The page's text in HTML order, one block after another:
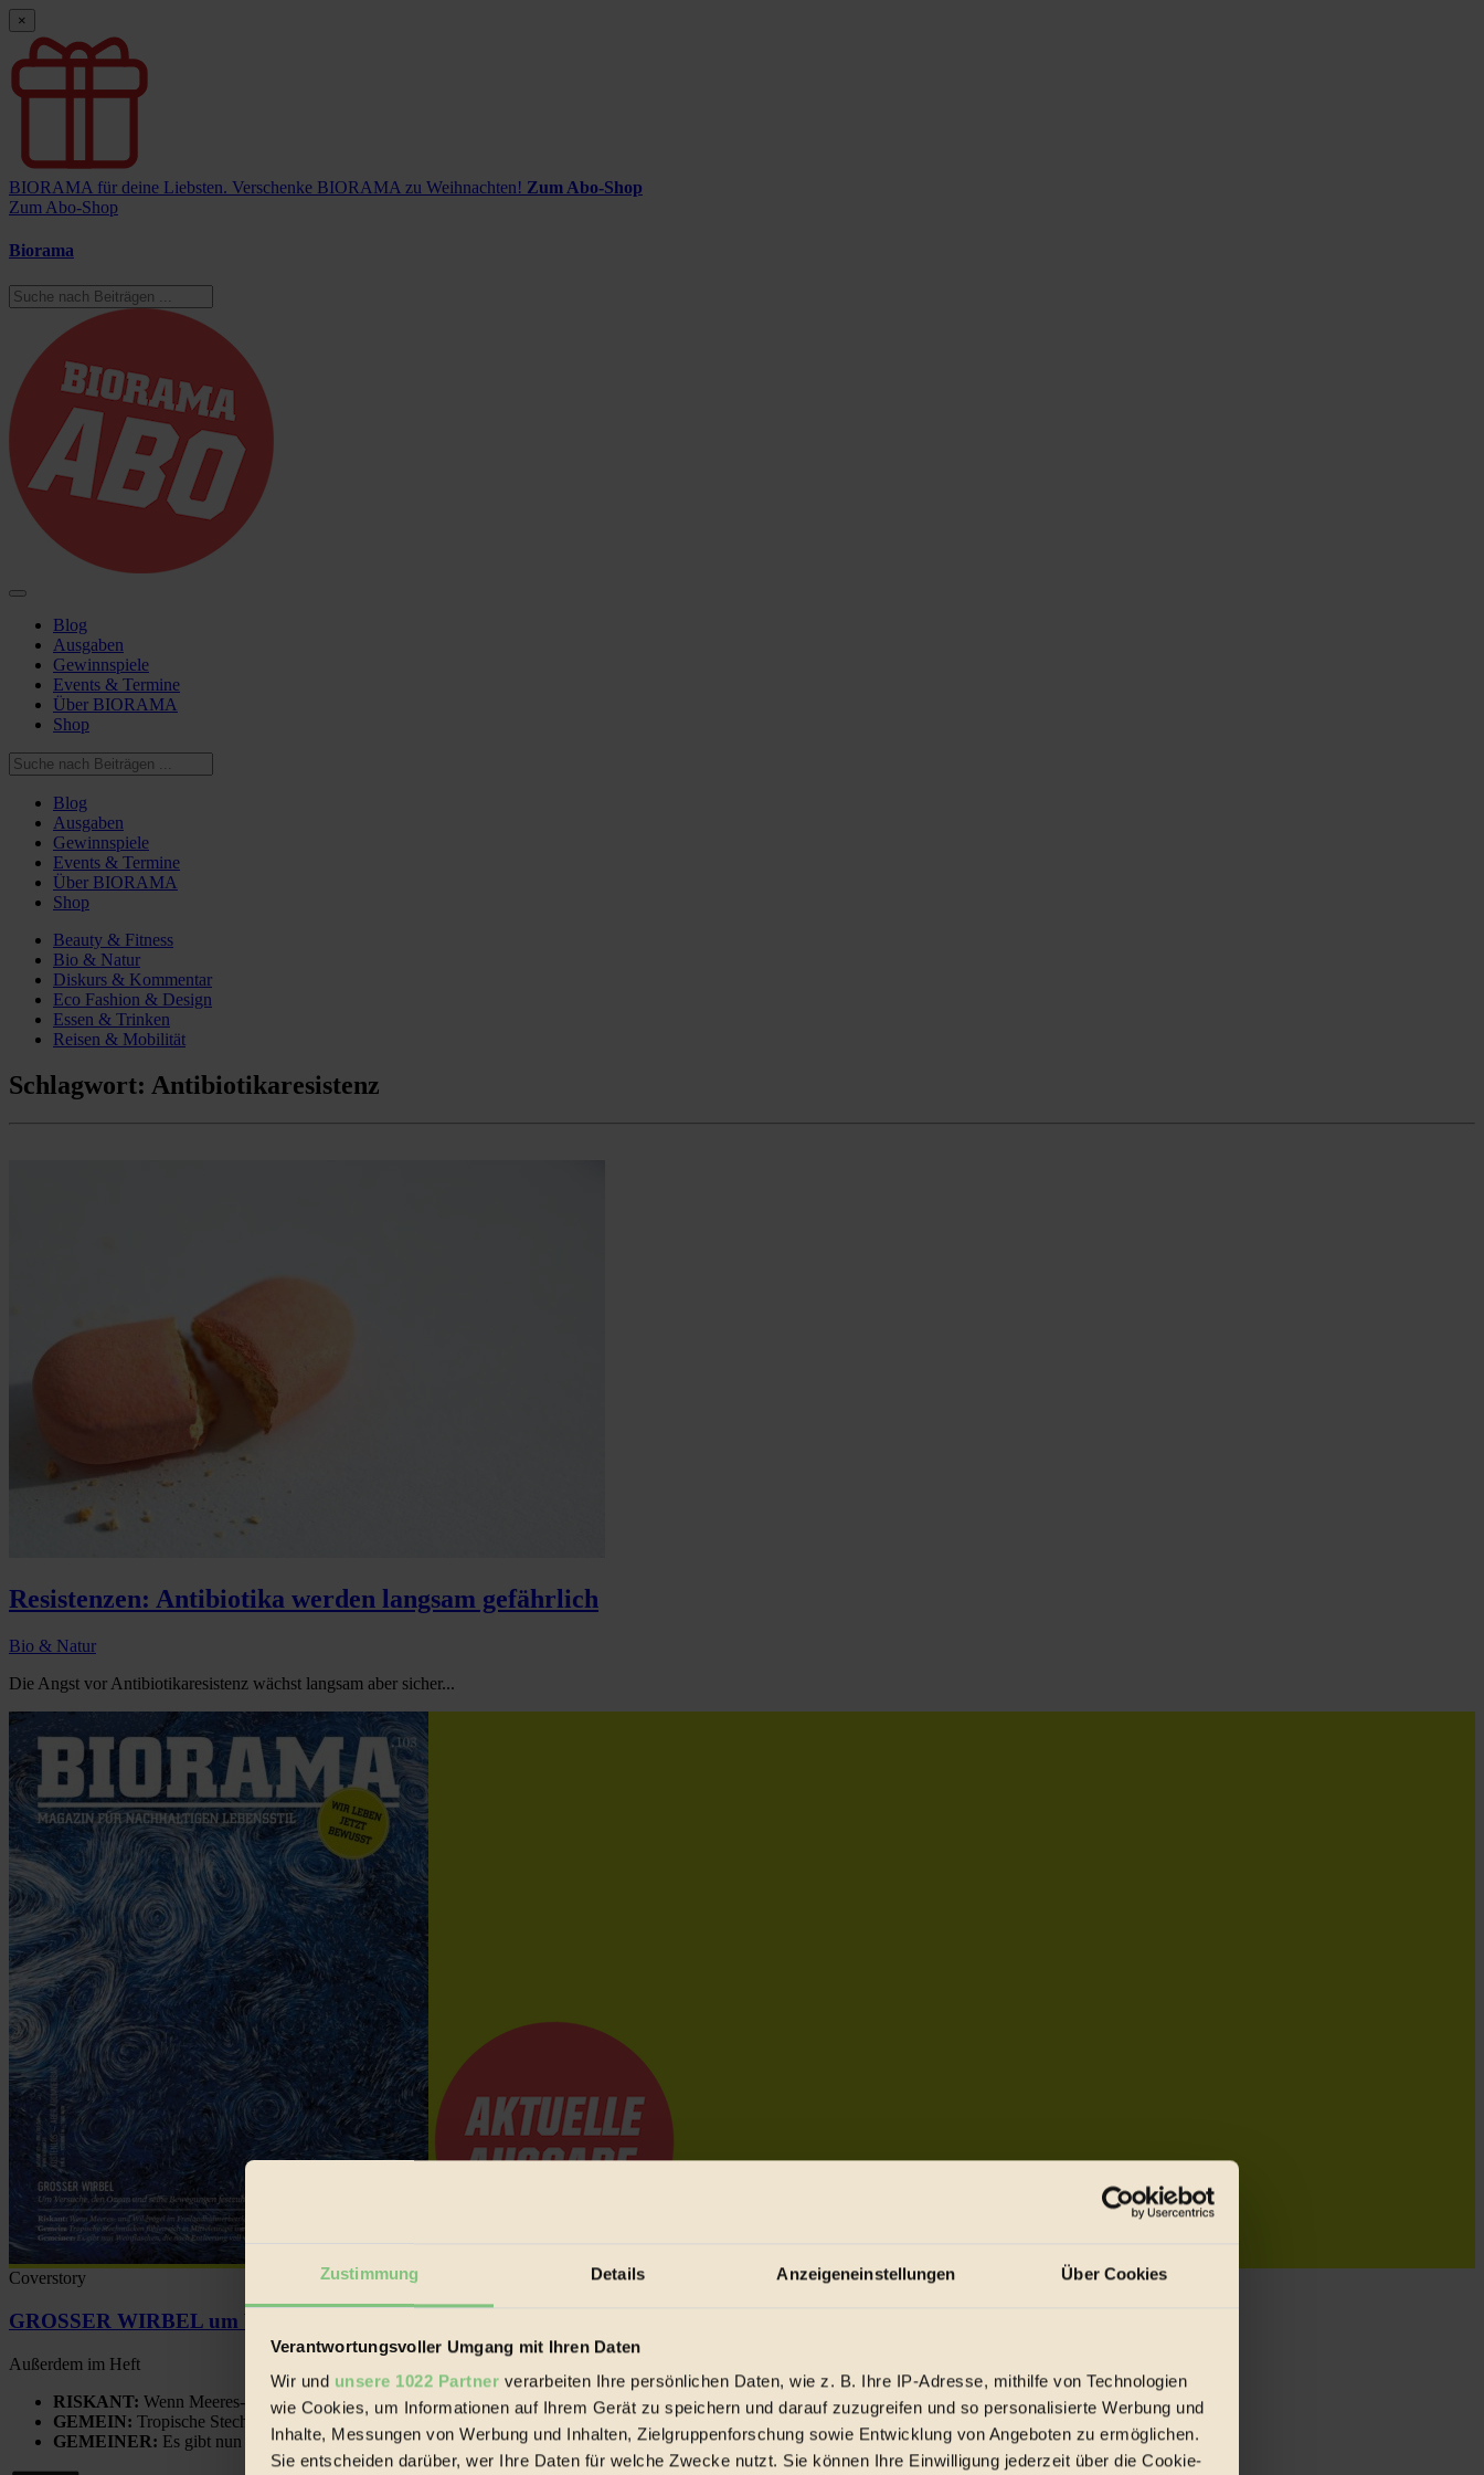
Zustimmung Details Anzeigeneinstellungen Über Cookies
Verantwortungsvoller Umgang mit Ihren Daten
Wir und unsere 1022 Partner verarbeiten Ihre persönlichen Daten, wie z. B. Ihre IP-Adresse, mithilfe von Technologien
wie Cookies, um Informationen auf Ihrem Gerät zu speichern und darauf zuzugreifen und so personalisierte Werbung und
Inhalte, Messungen von Werbung und Inhalten, Zielgruppenforschung sowie Entwicklung von Angeboten zu ermöglichen.
Sie entscheiden darüber, wer Ihre Daten für welche Zwecke nutzt. Sie können Ihre Einwilligung jederzeit über die Cookie-
×
BIORAMA für deine Liebsten. Verschenke BIORAMA zu Weihnachten! Zum Abo-Shop
Zum Abo-Shop
Biorama
Blog
Ausgaben
Gewinnspiele
Events & Termine
Über BIORAMA
Shop
Blog
Ausgaben
Gewinnspiele
Events & Termine
Über BIORAMA
Shop
Beauty & Fitness
Bio & Natur
Diskurs & Kommentar
Eco Fashion & Design
Essen & Trinken
Reisen & Mobilität
Schlagwort: Antibiotikaresistenz
Resistenzen: Antibiotika werden langsam gefährlich
Bio & Natur
Die Angst vor Antibiotikaresistenz wächst langsam aber sicher...
Coverstory
GROSSER WIRBEL um Versuche, den Ozean und seine Bewegungen festzuhalten.
Außerdem im Heft
RISKANT: Wenn Meeres- und Wildvögel im Freilandhühnerbetrieb vorbeischauen.
GEMEIN: Tropische Stechmücken fühlen sich in Mitteleuropa inziwschen oft zu Hause.
GEMEINER: Es gibt nun Weinflaschen, die nach Entleerung voll wieder zu dir zurückkommen.